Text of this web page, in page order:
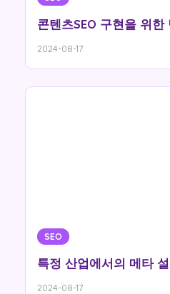
콘텐츠SEO 구현을 위
2024-08-17
SEO
특정 산업에서의 메타
2024-08-17